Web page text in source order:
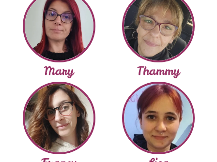
Mary Thammy